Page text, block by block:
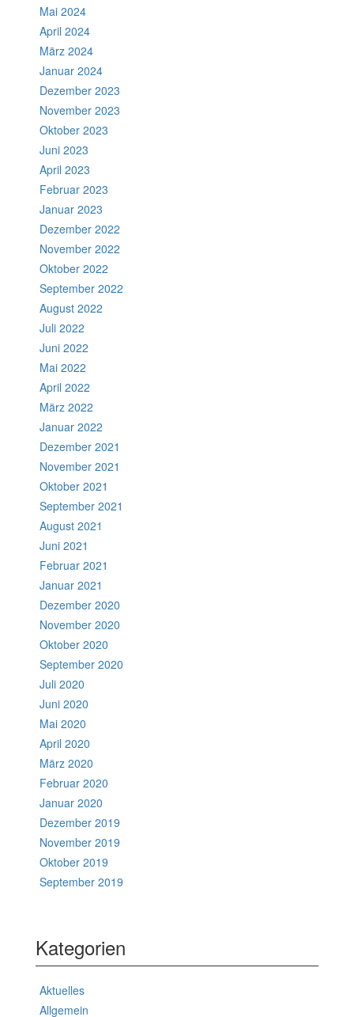
Mai 2024
April 2024
März 2024
Januar 2024
Dezember 2023
November 2023
Oktober 2023
Juni 2023
April 2023
Februar 2023
Januar 2023
Dezember 2022
November 2022
Oktober 2022
September 2022
August 2022
Juli 2022
Juni 2022
Mai 2022
April 2022
März 2022
Januar 2022
Dezember 2021
November 2021
Oktober 2021
September 2021
August 2021
Juni 2021
Februar 2021
Januar 2021
Dezember 2020
November 2020
Oktober 2020
September 2020
Juli 2020
Juni 2020
Mai 2020
April 2020
März 2020
Februar 2020
Januar 2020
Dezember 2019
November 2019
Oktober 2019
September 2019
Kategorien
Aktuelles
Allgemein